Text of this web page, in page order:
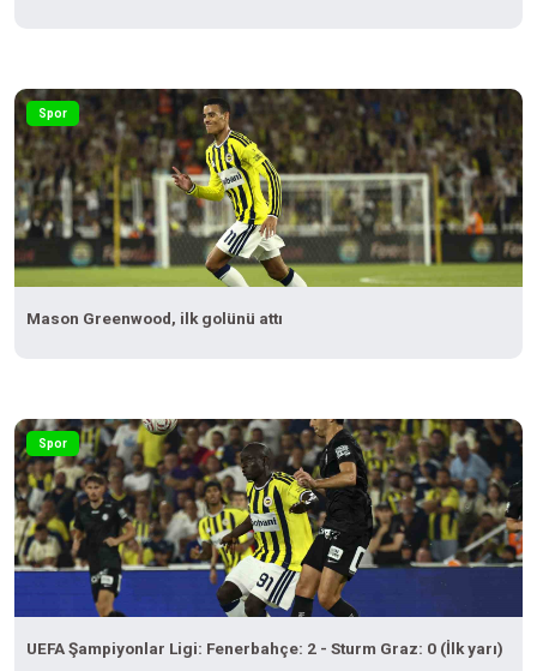
Spor
Mason Greenwood, ilk golünü attı
Spor
UEFA Şampiyonlar Ligi: Fenerbahçe: 2 - Sturm Graz: 0 (İlk yarı)